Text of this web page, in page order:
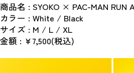
商品名 : SYOKO × PAC-MAN RUN
カラー : White / Black
サイズ : M / L / XL
金額 : ¥7,500(税込)